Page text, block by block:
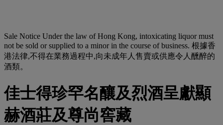
Sale Notice Under the law of Hong Kong, intoxicating liquor must
not be sold or supplied to a minor in the course of business. 根據香
港法律,不得在業務過程中,向未成年人售賣或供應令人醺醉的
酒類。
佳士得珍罕名釀及烈酒呈獻顯
赫酒莊及尊尚窖藏